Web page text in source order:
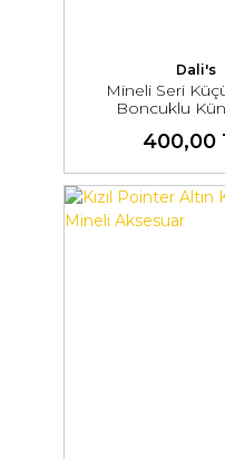
Dali's
Mineli Seri
Boncuklu
400,00